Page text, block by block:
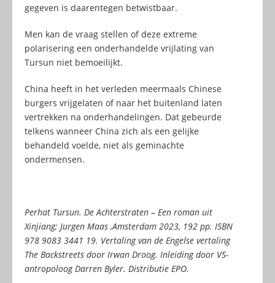
gegeven is daarentegen betwistbaar.
Men kan de vraag stellen of deze extreme
polarisering een onderhandelde vrijlating van
Tursun niet bemoeilijkt.
China heeft in het verleden meermaals Chinese
burgers vrijgelaten of naar het buitenland laten
vertrekken na onderhandelingen. Dat gebeurde
telkens wanneer China zich als een gelijke
behandeld voelde, niet als geminachte
ondermensen.
Perhat Tursun. De Achterstraten – Een roman uit
Xinjiang; Jurgen Maas ,Amsterdam 2023, 192 pp. ISBN
978 9083 3441 19. Vertaling van de Engelse vertaling
The Backstreets door Irwan Droog. Inleiding door VS-
antropoloog Darren Byler. Distributie EPO.